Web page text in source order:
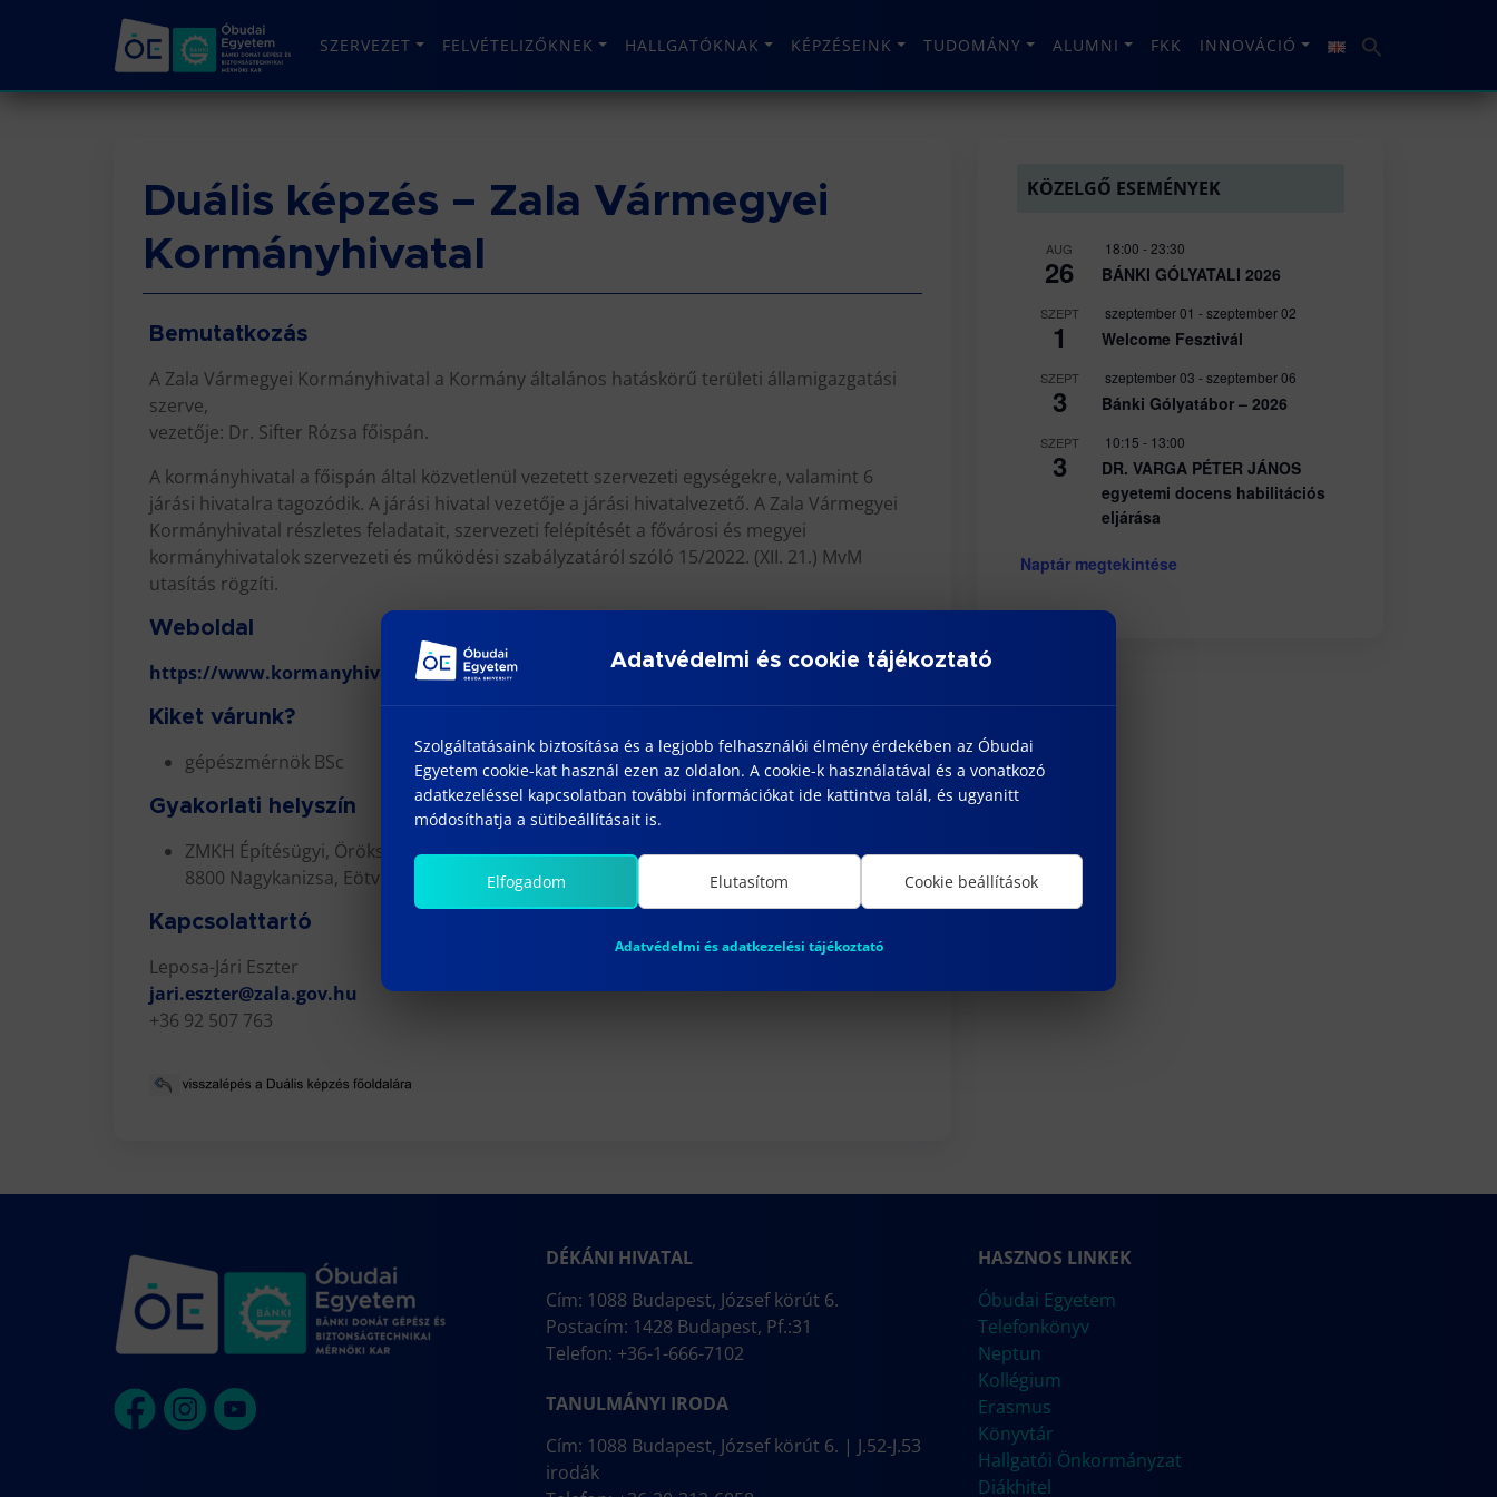
SZERVEZET FELVÉTELIZŐKNEK HALLGATÓKNAK KÉPZÉSEINK TUDOMÁNY ALUMNI FKK INNOVÁCIÓ
Duális képzés – Zala Vármegyei
Kormányhivatal
Bemutatkozás
A Zala Vármegyei Kormányhivatal a Kormány általános hatáskörű területi államigazgatási
szerve,
vezetője: Dr. Sifter Rózsa főispán.
A kormányhivatal a főispán által közvetlenül vezetett szervezeti egységekre, valamint 6
járási hivatalra tagozódik. A járási hivatal vezetője a járási hivatalvezető. A Zala Vármegyei
Kormányhivatal részletes feladatait, szervezeti felépítését a fővárosi és megyei
kormányhivatalok szervezeti és működési szabályzatáról szóló 15/2022. (XII. 21.) MvM
utasítás rögzíti.
Weboldal
https://www.kormanyhivatalok.hu/kormanyhivatalok/zala
Kiket várunk?
gépészmérnök BSc
Gyakorlati helyszín
ZMKH Építésügyi, Örökségvédelmi, Mérésügyi és Műszaki Biztonsági Főosztály
8800 Nagykanizsa, Eötvös tér 16.
Kapcsolattartó
Leposa-Jári Eszter
jari.eszter@zala.gov.hu
+36 92 507 763
KÖZELGŐ ESEMÉNYEK
AUG
26
18:00 - 23:30
BÁNKI GÓLYATALI 2026
SZEPT
1
szeptember 01 -szeptember 02
Welcome Fesztivál
SZEPT
3
szeptember 03 -szeptember 06
Bánki Gólyatábor – 2026
SZEPT
3
10:15 - 13:00
DR. VARGA PÉTER JÁNOS
egyetemi docens habilitációs
eljárása
Naptár megtekintése
DÉKÁNI HIVATAL
Cím: 1088 Budapest, József körút 6.
Postacím: 1428 Budapest, Pf.:31
Telefon: +36-1-666-7102
TANULMÁNYI IRODA
Cím: 1088 Budapest, József körút 6. | J.52-J.53
irodák
HASZNOS LINKEK
Óbudai Egyetem
Telefonkönyv
Neptun
Kollégium
Erasmus
Könyvtár
Hallgatói Önkormányzat
Diákhitel
Adatvédelmi és cookie tájékoztató
Szolgáltatásaink biztosítása és a legjobb felhasználói élmény érdekében az Óbudai
Egyetem cookie-kat használ ezen az oldalon. A cookie-k használatával és a vonatkozó
adatkezeléssel kapcsolatban további információkat ide kattintva talál, és ugyanitt
módosíthatja a sütibeállításait is.
Elfogadom Elutasítom Cookie beállítások
Adatvédelmi és adatkezelési tájékoztató